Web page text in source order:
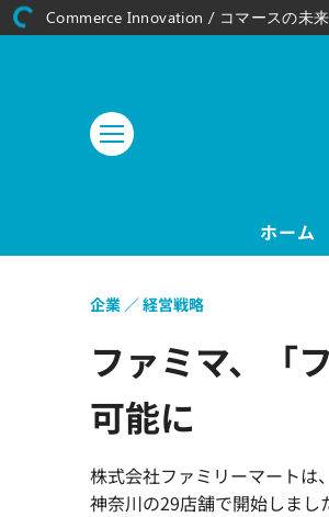
ホーム
ファミマ、「
可能に
株式会社ファミリーマートは
神奈川の29店舗で開始しまし
企業 経営戦略
Commerce Innovation / コマースの未